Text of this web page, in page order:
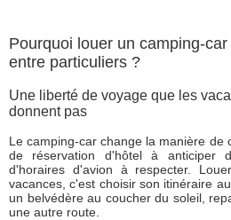
Pourquoi louer un camping-
entre particuliers ?
Une liberté de voyage que les
donnent pas
Le camping-car change la manière de
de réservation d'hôtel à anticiper
d'horaires d'avion à respecter.
vacances, c'est choisir son itinéraire
un belvédère au coucher du soleil,
une autre route.